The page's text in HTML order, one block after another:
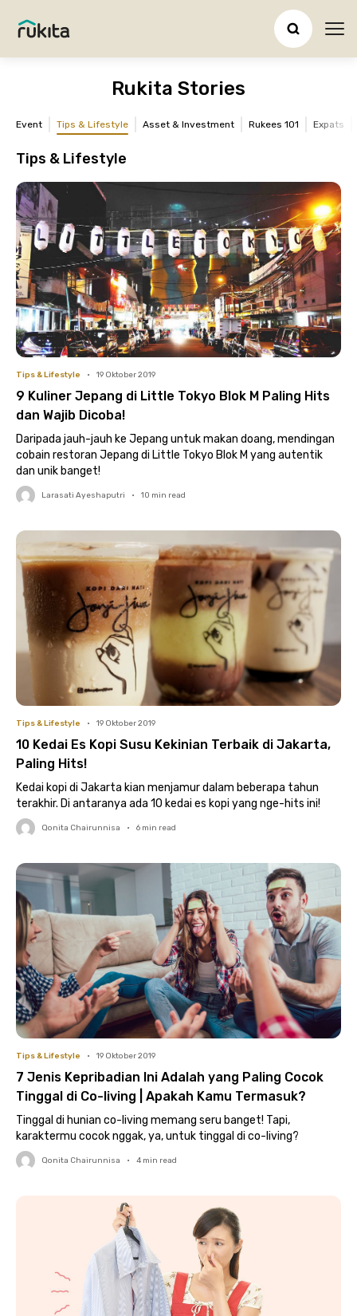
Rukita Stories
Event Tips & Lifestyle Asset & Investment Rukees 101 Expats
Tips & Lifestyle
Tips & Lifestyle • 19 Oktober 2019
9 Kuliner Jepang di Little Tokyo Blok M Paling Hits
dan Wajib Dicoba!
Daripada jauh-jauh ke Jepang untuk makan doang, mendingan
cobain restoran Jepang di Little Tokyo Blok M yang autentik
dan unik banget!
Larasati Ayeshaputri • 10 min read
Tips & Lifestyle • 19 Oktober 2019
10 Kedai Es Kopi Susu Kekinian Terbaik di Jakarta,
Paling Hits!
Kedai kopi di Jakarta kian menjamur dalam beberapa tahun
terakhir. Di antaranya ada 10 kedai es kopi yang nge-hits ini!
Qonita Chairunnisa • 6 min read
Tips & Lifestyle • 19 Oktober 2019
7 Jenis Kepribadian Ini Adalah yang Paling Cocok
Tinggal di Co-living | Apakah Kamu Termasuk?
Tinggal di hunian co-living memang seru banget! Tapi,
karaktermu cocok nggak, ya, untuk tinggal di co-living?
Qonita Chairunnisa • 4 min read